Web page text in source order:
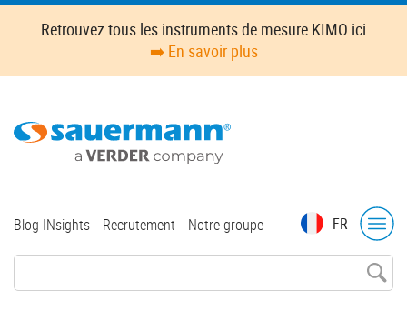
Skip
content
Retrouvez tous les instruments de mesure KIMO ici
➡️ En savoir plus
FR
Top
Blog INsights Recrutement Notre groupe